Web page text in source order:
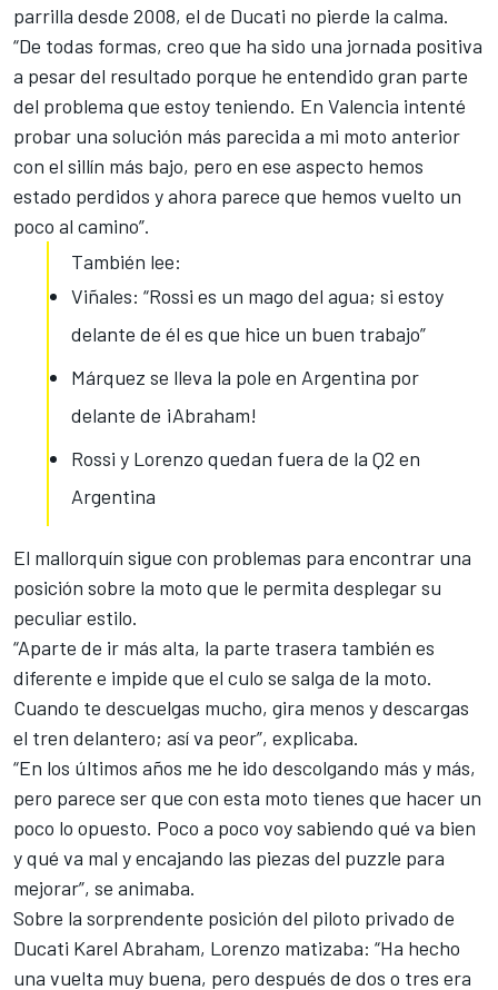
parrilla desde 2008, el de Ducati no pierde la calma.
“De todas formas, creo que ha sido una jornada positiva
a pesar del resultado porque he entendido gran parte
del problema que estoy teniendo. En Valencia intenté
probar una solución más parecida a mi moto anterior
con el sillín más bajo, pero en ese aspecto hemos
estado perdidos y ahora parece que hemos vuelto un
poco al camino”.
También lee:
Viñales: “Rossi es un mago del agua; si estoy
delante de él es que hice un buen trabajo”
Márquez se lleva la pole en Argentina por
delante de ¡Abraham!
Rossi y Lorenzo quedan fuera de la Q2 en
Argentina
El mallorquín sigue con problemas para encontrar una
posición sobre la moto que le permita desplegar su
peculiar estilo.
“Aparte de ir más alta, la parte trasera también es
diferente e impide que el culo se salga de la moto.
Cuando te descuelgas mucho, gira menos y descargas
el tren delantero; así va peor”, explicaba.
“En los últimos años me he ido descolgando más y más,
pero parece ser que con esta moto tienes que hacer un
poco lo opuesto. Poco a poco voy sabiendo qué va bien
y qué va mal y encajando las piezas del puzzle para
mejorar”, se animaba.
Sobre la sorprendente posición del piloto privado de
Ducati Karel Abraham, Lorenzo matizaba: “Ha hecho
una vuelta muy buena, pero después de dos o tres era